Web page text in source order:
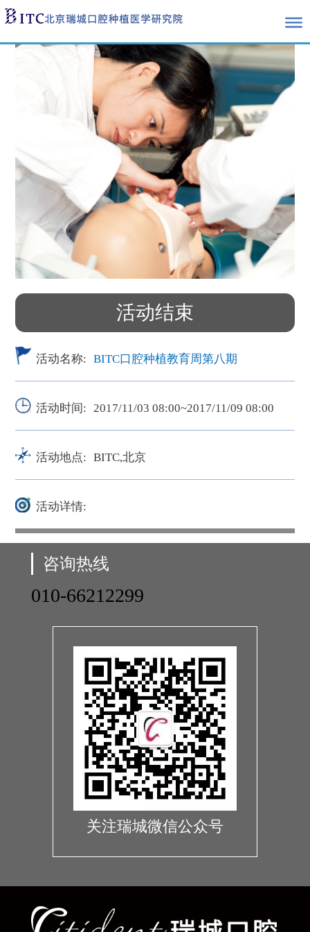
活动结束
活动名称: BITC口腔种植教育周第八期
活动时间: 2017/11/03 08:00~2017/11/09 08:00
活动地点: BITC,北京
活动详情:
咨询热线
010-66212299
关注瑞城微信公众号